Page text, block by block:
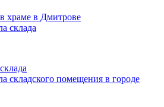
храме в Дмитрове